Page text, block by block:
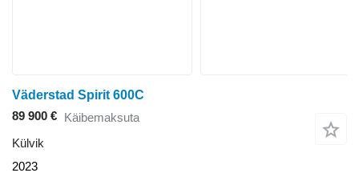
Väderstad Spirit 600C
89 900 € Käibemaksuta
Külvik
2023